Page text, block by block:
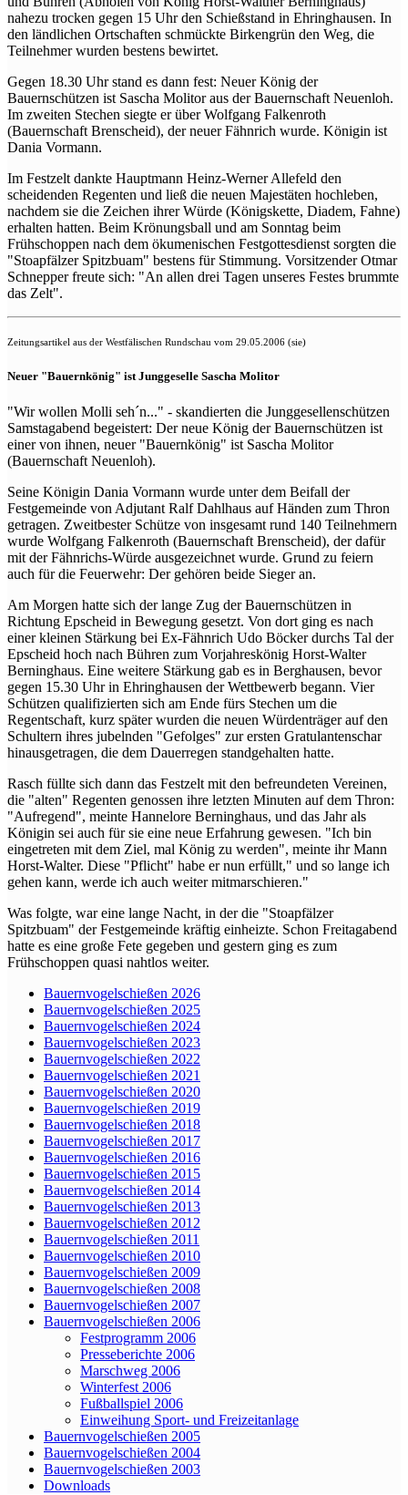
nahezu trocken gegen 15 Uhr den Schießstand in Ehringhausen. In
den ländlichen Ortschaften schmückte Birkengrün den Weg, die
Teilnehmer wurden bestens bewirtet.
Gegen 18.30 Uhr stand es dann fest: Neuer König der
Bauernschützen ist Sascha Molitor aus der Bauernschaft Neuenloh.
Im zweiten Stechen siegte er über Wolfgang Falkenroth
(Bauernschaft Brenscheid), der neuer Fähnrich wurde. Königin ist
Dania Vormann.
Im Festzelt dankte Hauptmann Heinz-Werner Allefeld den
scheidenden Regenten und ließ die neuen Majestäten hochleben,
nachdem sie die Zeichen ihrer Würde (Königskette, Diadem, Fahne)
erhalten hatten. Beim Krönungsball und am Sonntag beim
Frühschoppen nach dem ökumenischen Festgottesdienst sorgten die
"Stoapfälzer Spitzbuam" bestens für Stimmung. Vorsitzender Otmar
Schnepper freute sich: "An allen drei Tagen unseres Festes brummte
das Zelt".
Zeitungsartikel aus der Westfälischen Rundschau vom 29.05.2006 (sie)
Neuer "Bauernkönig" ist Junggeselle Sascha Molitor
"Wir wollen Molli seh´n..." - skandierten die Junggesellenschützen
Samstagabend begeistert: Der neue König der Bauernschützen ist
einer von ihnen, neuer "Bauernkönig" ist Sascha Molitor
(Bauernschaft Neuenloh).
Seine Königin Dania Vormann wurde unter dem Beifall der
Festgemeinde von Adjutant Ralf Dahlhaus auf Händen zum Thron
getragen. Zweitbester Schütze von insgesamt rund 140 Teilnehmern
wurde Wolfgang Falkenroth (Bauernschaft Brenscheid), der dafür
mit der Fähnrichs-Würde ausgezeichnet wurde. Grund zu feiern
auch für die Feuerwehr: Der gehören beide Sieger an.
Am Morgen hatte sich der lange Zug der Bauernschützen in
Richtung Epscheid in Bewegung gesetzt. Von dort ging es nach
einer kleinen Stärkung bei Ex-Fähnrich Udo Böcker durchs Tal der
Epscheid hoch nach Bühren zum Vorjahreskönig Horst-Walter
Berninghaus. Eine weitere Stärkung gab es in Berghausen, bevor
gegen 15.30 Uhr in Ehringhausen der Wettbewerb begann. Vier
Schützen qualifizierten sich am Ende fürs Stechen um die
Regentschaft, kurz später wurden die neuen Würdenträger auf den
Schultern ihres jubelnden "Gefolges" zur ersten Gratulantenschar
hinausgetragen, die dem Dauerregen standgehalten hatte.
Rasch füllte sich dann das Festzelt mit den befreundeten Vereinen,
die "alten" Regenten genossen ihre letzten Minuten auf dem Thron:
"Aufregend", meinte Hannelore Berninghaus, und das Jahr als
Königin sei auch für sie eine neue Erfahrung gewesen. "Ich bin
eingetreten mit dem Ziel, mal König zu werden", meinte ihr Mann
Horst-Walter. Diese "Pflicht" habe er nun erfüllt," und so lange ich
gehen kann, werde ich auch weiter mitmarschieren."
Was folgte, war eine lange Nacht, in der die "Stoapfälzer
Spitzbuam" der Festgemeinde kräftig einheizte. Schon Freitagabend
hatte es eine große Fete gegeben und gestern ging es zum
Frühschoppen quasi nahtlos weiter.
Bauernvogelschießen 2026
Bauernvogelschießen 2025
Bauernvogelschießen 2024
Bauernvogelschießen 2023
Bauernvogelschießen 2022
Bauernvogelschießen 2021
Bauernvogelschießen 2020
Bauernvogelschießen 2019
Bauernvogelschießen 2018
Bauernvogelschießen 2017
Bauernvogelschießen 2016
Bauernvogelschießen 2015
Bauernvogelschießen 2014
Bauernvogelschießen 2013
Bauernvogelschießen 2012
Bauernvogelschießen 2011
Bauernvogelschießen 2010
Bauernvogelschießen 2009
Bauernvogelschießen 2008
Bauernvogelschießen 2007
Bauernvogelschießen 2006
Festprogramm 2006
Presseberichte 2006
Marschweg 2006
Winterfest 2006
Fußballspiel 2006
Einweihung Sport- und Freizeitanlage
Bauernvogelschießen 2005
Bauernvogelschießen 2004
Bauernvogelschießen 2003
Downloads